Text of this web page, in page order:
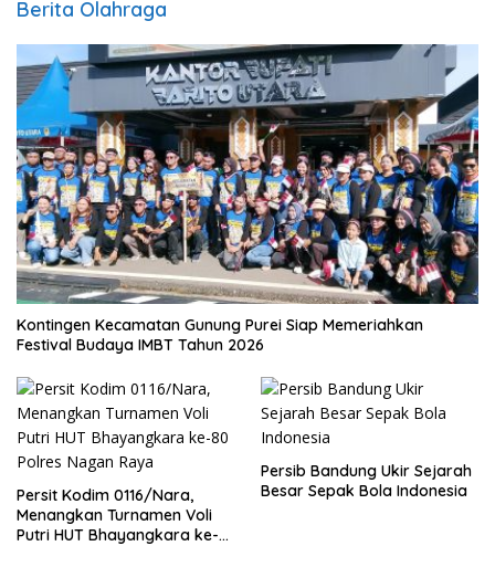
Berita Olahraga
Kontingen Kecamatan Gunung Purei Siap Memeriahkan
Festival Budaya IMBT Tahun 2026
Persit Kodim 0116/Nara,
Menangkan Turnamen Voli
Putri HUT Bhayangkara ke-
Persib Bandung Ukir Sejarah
Besar Sepak Bola Indonesia